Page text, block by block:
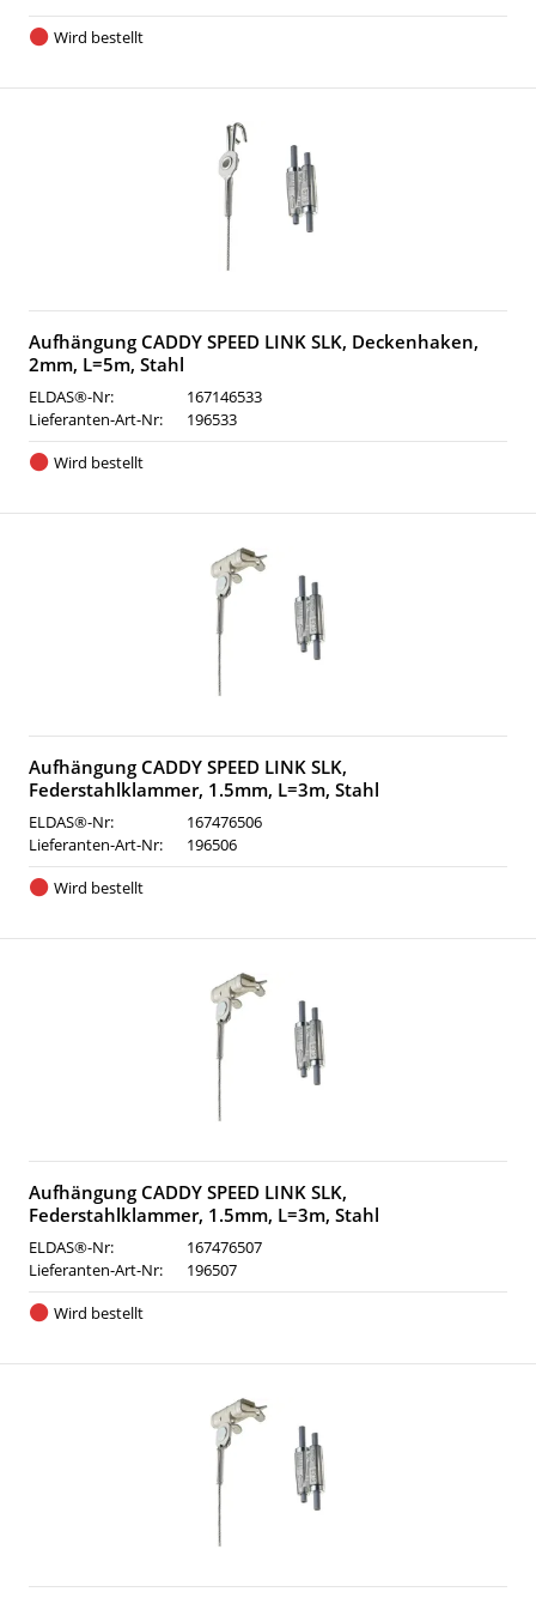
Wird bestellt
Aufhängung CADDY SPEED LINK SLK, Deckenhaken,
2mm, L=5m, Stahl
ELDAS®-Nr:
167146533
Lieferanten-Art-Nr:
196533
Wird bestellt
Aufhängung CADDY SPEED LINK SLK,
Federstahlklammer, 1.5mm, L=3m, Stahl
ELDAS®-Nr:
167476506
Lieferanten-Art-Nr:
196506
Wird bestellt
Aufhängung CADDY SPEED LINK SLK,
Federstahlklammer, 1.5mm, L=3m, Stahl
ELDAS®-Nr:
167476507
Lieferanten-Art-Nr:
196507
Wird bestellt